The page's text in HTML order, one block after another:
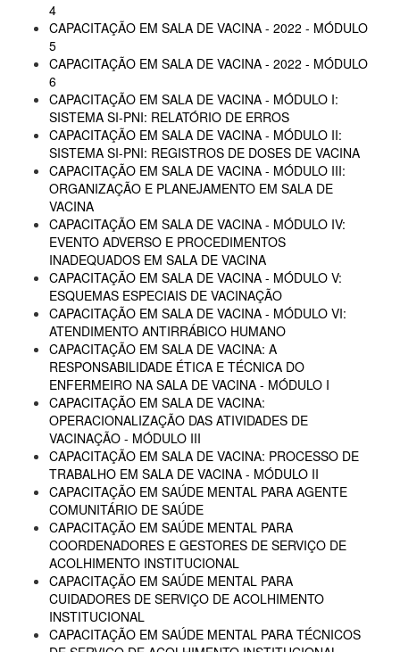
4
CAPACITAÇÃO EM SALA DE VACINA - 2022 - MÓDULO
5
CAPACITAÇÃO EM SALA DE VACINA - 2022 - MÓDULO
6
CAPACITAÇÃO EM SALA DE VACINA - MÓDULO I:
SISTEMA SI-PNI: RELATÓRIO DE ERROS
CAPACITAÇÃO EM SALA DE VACINA - MÓDULO II:
SISTEMA SI-PNI: REGISTROS DE DOSES DE VACINA
CAPACITAÇÃO EM SALA DE VACINA - MÓDULO III:
ORGANIZAÇÃO E PLANEJAMENTO EM SALA DE
VACINA
CAPACITAÇÃO EM SALA DE VACINA - MÓDULO IV:
EVENTO ADVERSO E PROCEDIMENTOS
INADEQUADOS EM SALA DE VACINA
CAPACITAÇÃO EM SALA DE VACINA - MÓDULO V:
ESQUEMAS ESPECIAIS DE VACINAÇÃO
CAPACITAÇÃO EM SALA DE VACINA - MÓDULO VI:
ATENDIMENTO ANTIRRÁBICO HUMANO
CAPACITAÇÃO EM SALA DE VACINA: A
RESPONSABILIDADE ÉTICA E TÉCNICA DO
ENFERMEIRO NA SALA DE VACINA - MÓDULO I
CAPACITAÇÃO EM SALA DE VACINA:
OPERACIONALIZAÇÃO DAS ATIVIDADES DE
VACINAÇÃO - MÓDULO III
CAPACITAÇÃO EM SALA DE VACINA: PROCESSO DE
TRABALHO EM SALA DE VACINA - MÓDULO II
CAPACITAÇÃO EM SAÚDE MENTAL PARA AGENTE
COMUNITÁRIO DE SAÚDE
CAPACITAÇÃO EM SAÚDE MENTAL PARA
COORDENADORES E GESTORES DE SERVIÇO DE
ACOLHIMENTO INSTITUCIONAL
CAPACITAÇÃO EM SAÚDE MENTAL PARA
CUIDADORES DE SERVIÇO DE ACOLHIMENTO
INSTITUCIONAL
CAPACITAÇÃO EM SAÚDE MENTAL PARA TÉCNICOS